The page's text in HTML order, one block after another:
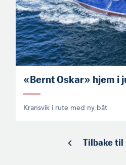
«Bernt Oskar» hjem i
Kransvik i rute med ny båt
Tilbake til